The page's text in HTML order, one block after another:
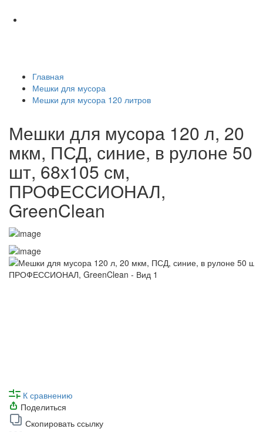
Главная
Мешки для мусора
Мешки для мусора 120 литров
Мешки для мусора 120 л, 20
мкм, ПСД, синие, в рулоне 50
шт, 68х105 см,
ПРОФЕССИОНАЛ,
GreenClean
К сравнению
Поделиться
Скопировать ссылку